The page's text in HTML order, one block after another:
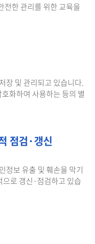
전한 관리를 위한 교육을
장 및 관리되고 있습니다.
화하여 사용하는 등의 별
점검·갱신
정보 유출 및 훼손을 막기
로 갱신·점검하고 있습